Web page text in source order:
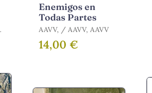
Enemigos en
Todas Partes
AAVV, / AAVV, AAVV
14,00 €